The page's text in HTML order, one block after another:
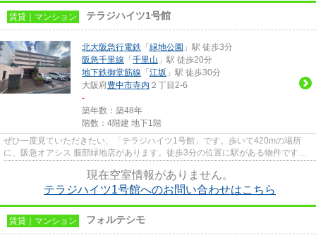
賃貸｜マンション テラジハイツ1号館
北大阪急行電鉄 「 緑地公園 」駅 徒歩3分
阪急千里線 「 千里山 」駅 徒歩20分
地下鉄御堂筋線 「 江坂 」駅 徒歩30分
大阪府豊中市寺内 ２丁目2-6
-
築年数：築48年
階数：4階建 地下1階
ぜひ一度見ていただきたい、「テラジハイツ1号館」です。歩いて420mの場所
に、阪急オアシス 服部緑地店があります。徒歩3分の位置に駅がある物件です。
現在空室情報がありません。
テラジハイツ1号館へのお問い合わせはこちら
賃貸｜マンション フォルテシモ